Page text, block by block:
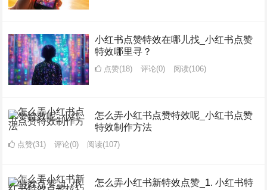
小红书点赞特效在哪儿找_小红书点赞
特效哪里寻？
点赞(18) 评论(0) 阅读(106)
怎么弄小红书点赞特效呢_小红书点赞
特效制作方法
点赞(31) 评论(0) 阅读(107)
怎么弄小红书新特效点赞_1. 小红书特